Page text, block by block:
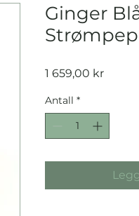
Ginger
1 659,00 krPris
Antall *